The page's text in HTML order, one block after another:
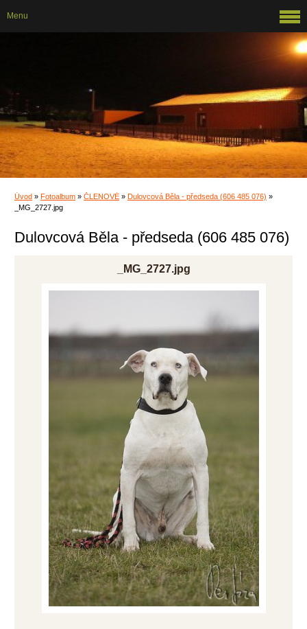
Úvod » Fotoalbum » ČLENOVÉ » Dulovcová Běla - předseda (606 485 076) »
_MG_2727.jpg
Dulovcová Běla - předseda (606 485 076)
_MG_2727.jpg
Menu